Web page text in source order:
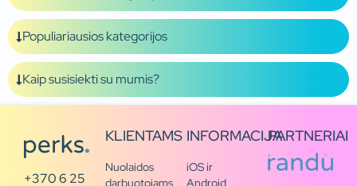
Populiariausios kategorijos
Kaip susisiekti su mumis?
+370 6 25
KLIENTAMS
Nuolaidos
INFORMACIJA
iOS ir
PARTNERIAI